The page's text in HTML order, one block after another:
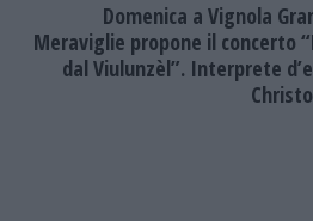
Domenica a Vignola
Meraviglie propone il concerto
dal Viulunzèl”. Interprete